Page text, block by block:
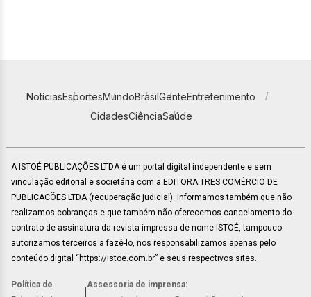
NotíciasEsportesMundoBrasilGenteEntretenimento
CidadesCiênciaSaúde
A ISTOÉ PUBLICAÇÕES LTDA é um portal digital independente e sem
vinculação editorial e societária com a EDITORA TRES COMÉRCIO DE
PUBLICACÕES LTDA (recuperação judicial). Informamos também que não
realizamos cobranças e que também não oferecemos cancelamento do
contrato de assinatura da revista impressa de nome ISTOÉ, tampouco
autorizamos terceiros a fazê-lo, nos responsabilizamos apenas pelo
conteúdo digital “https://istoe.com.br” e seus respectivos sites.
Política de
Assessoria de imprensa: